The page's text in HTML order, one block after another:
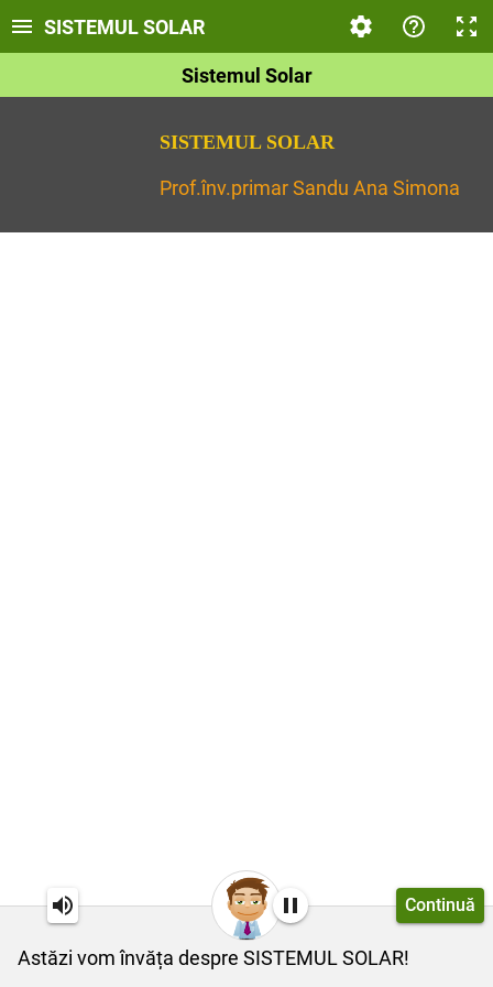
Astăzi vom învăța despre SISTEMUL SOLAR!
Continuă
SISTEMUL SOLAR
Sistemul Solar
SISTEMUL SOLAR
Prof.înv.primar Sandu Ana Simona